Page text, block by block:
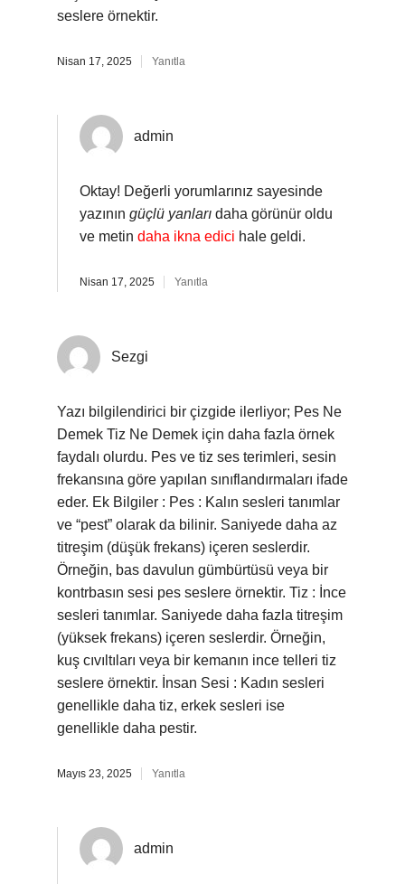
seslere örnektir.
Nisan 17, 2025 Yanıtla
admin
Oktay! Değerli yorumlarınız sayesinde
yazının güçlü yanları daha görünür oldu
ve metin daha ikna edici hale geldi.
Nisan 17, 2025 Yanıtla
Sezgi
Yazı bilgilendirici bir çizgide ilerliyor; Pes Ne
Demek Tiz Ne Demek için daha fazla örnek
faydalı olurdu. Pes ve tiz ses terimleri, sesin
frekansına göre yapılan sınıflandırmaları ifade
eder. Ek Bilgiler : Pes : Kalın sesleri tanımlar
ve “pest” olarak da bilinir. Saniyede daha az
titreşim (düşük frekans) içeren seslerdir.
Örneğin, bas davulun gümbürtüsü veya bir
kontrbasın sesi pes seslere örnektir. Tiz : İnce
sesleri tanımlar. Saniyede daha fazla titreşim
(yüksek frekans) içeren seslerdir. Örneğin,
kuş cıvıltıları veya bir kemanın ince telleri tiz
seslere örnektir. İnsan Sesi : Kadın sesleri
genellikle daha tiz, erkek sesleri ise
genellikle daha pestir.
Mayıs 23, 2025 Yanıtla
admin